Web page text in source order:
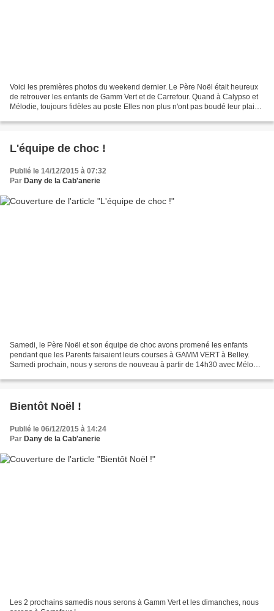
Voici les premières photos du weekend dernier. Le Père Noël était heureux
de retrouver les enfants de Gamm Vert et de Carrefour. Quand à Calypso et
Mélodie, toujours fidèles au poste Elles non plus n'ont pas boudé leur plaisir
L'équipe de choc !
Publié le 14/12/2015 à 07:32
Par Dany de la Cab'anerie
Samedi, le Père Noël et son équipe de choc avons promené les enfants
pendant que les Parents faisaient leurs courses à GAMM VERT à Belley.
Samedi prochain, nous y serons de nouveau à partir de 14h30 avec Mélodie
Bientôt Noël !
Publié le 06/12/2015 à 14:24
Par Dany de la Cab'anerie
Les 2 prochains samedis nous serons à Gamm Vert et les dimanches, nous